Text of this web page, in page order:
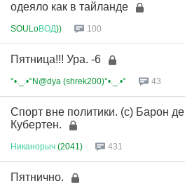
одеяло как в тайланде
SOULoВОД)) 100
Пятница!!! Ура. -6
°•._.•°N@dya (shrek200)°•._.•° 43
Спорт вне политики. (с) Барон де
Кубертен.
Никанорыч (2041) 431
Пятнично.